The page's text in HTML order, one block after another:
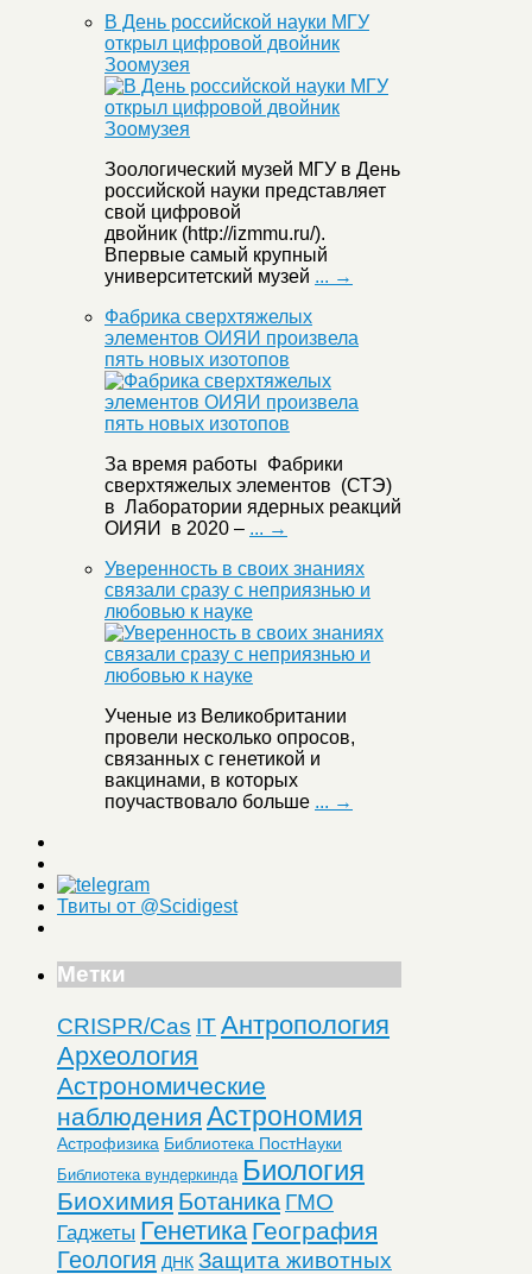
В День российской науки МГУ
открыл цифровой двойник
Зоомузея
Зоологический музей МГУ в День
российской науки представляет
свой цифровой
двойник (http://izmmu.ru/).
Впервые самый крупный
университетский музей ... →
Фабрика сверхтяжелых
элементов ОИЯИ произвела
пять новых изотопов
За время работы Фабрики
сверхтяжелых элементов (СТЭ)
в Лаборатории ядерных реакций
ОИЯИ в 2020 – ... →
Уверенность в своих знаниях
связали сразу с неприязнью и
любовью к науке
Ученые из Великобритании
провели несколько опросов,
связанных с генетикой и
вакцинами, в которых
поучаствовало больше ... →
Твиты от @Scidigest
Метки
CRISPR/Cas ITАнтропология
Археология
Астрономические
наблюдения Астрономия
Астрофизика Библиотека ПостНауки
Библиотека вундеркинда Биология
Биохимия Ботаника ГМО
Гаджеты Генетика География
Геология ДНК Защита животных